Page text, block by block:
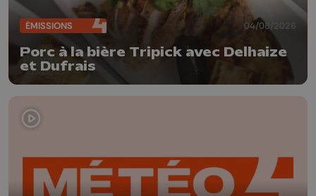
ÉMISSIONS 04/08/2026
Porc à la bière Tripick avec Delhaize
et Dufrais